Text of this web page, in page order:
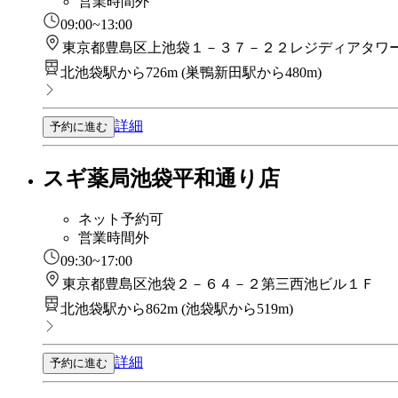
09:00~13:00
東京都豊島区上池袋１－３７－２２レジディアタワ
北池袋駅から726m (巣鴨新田駅から480m)
予約に進む 詳細
スギ薬局池袋平和通り店
ネット予約可
営業時間外
09:30~17:00
東京都豊島区池袋２－６４－２第三西池ビル１Ｆ
北池袋駅から862m (池袋駅から519m)
予約に進む 詳細